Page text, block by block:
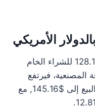
الأمريكي
سعر الذهب عيار 24 اليوم يبلغ $128.12 للشراء الخام
المصنعية، فيرتفع
سعر الشراء إلى $140.93 وسعر البيع إلى $145.16, مع